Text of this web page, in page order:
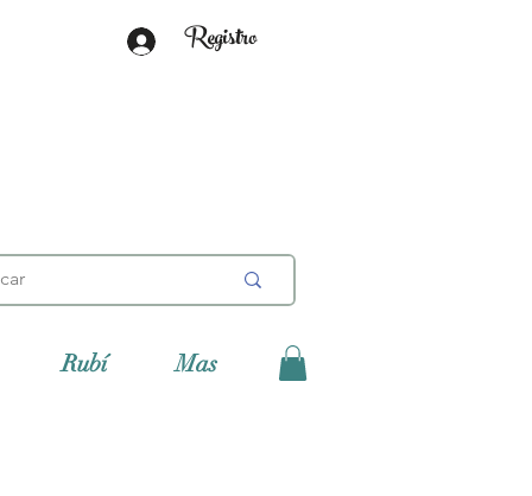
Registro
Rubí Mas